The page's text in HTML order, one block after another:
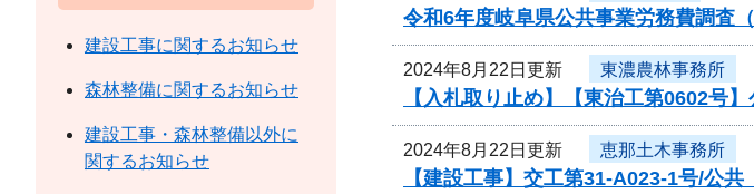
令和6年度岐阜県公共事業労務費調査
2024年8月22日更新 東濃農林事務所
【入札取り止め】【東治工第0602号
2024年8月22日更新 恵那土木事務所
【建設工事】交工第31-A023-1号/公
建設工事に関するお知らせ
森林整備に関するお知らせ
建設工事・森林整備以外に
関するお知らせ